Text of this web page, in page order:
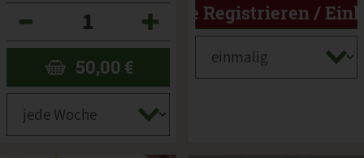
50,00 €
Bitte Registrieren /